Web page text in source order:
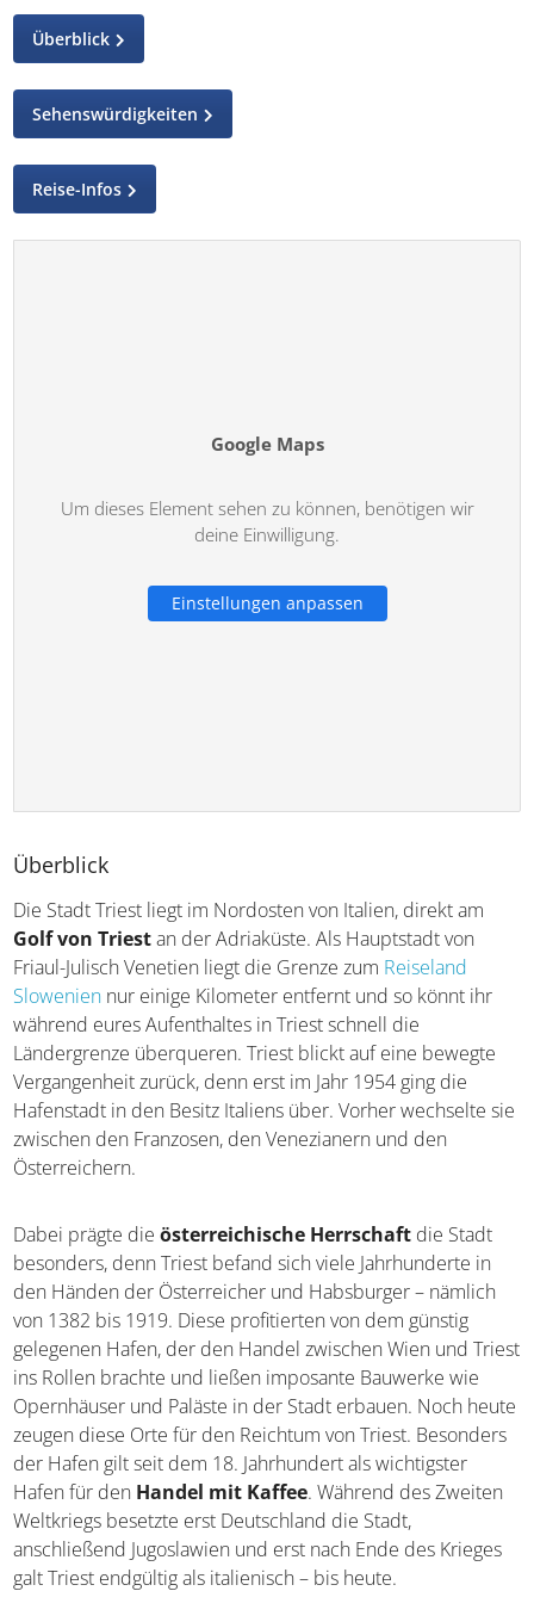
Überblick
Sehenswürdigkeiten
Reise-Infos
Google Maps
Um dieses Element sehen zu können, benötigen wir
deine Einwilligung.
Einstellungen anpassen
Überblick
Die Stadt Triest liegt im Nordosten von Italien, direkt am
Golf von Triestan der Adriaküste. Als Hauptstadt von
Friaul-Julisch Venetien liegt die Grenze zum Reiseland
Slowenien nur einige Kilometer entfernt und so könnt ihr
während eures Aufenthaltes in Triest schnell die
Ländergrenze überqueren. Triest blickt auf eine bewegte
Vergangenheit zurück, denn erst im Jahr 1954 ging die
Hafenstadt in den Besitz Italiens über. Vorher wechselte
sie zwischen den Franzosen, den Venezianern und den
Österreichern.
Dabei prägte dieösterreichische Herrschaft die Stadt
besonders, denn Triest befand sich viele Jahrhunderte in
den Händen der Österreicher und Habsburger – nämlich
von 1382 bis 1919. Diese profitierten von dem günstig
gelegenen Hafen, der den Handel zwischen Wien und
Triest ins Rollen brachte und ließen imposante Bauwerke
wie Opernhäuser und Paläste in der Stadt erbauen. Noch
heute zeugen diese Orte für den Reichtum von Triest.
Besonders der Hafen gilt seit dem 18. Jahrhundert als
wichtigster Hafen für denHandel mit Kaffee. Während
des Zweiten Weltkriegs besetzte erst Deutschland die
Stadt, anschließend Jugoslawien und erst nach Ende des
Krieges galt Triest endgültig als italienisch – bis heute.